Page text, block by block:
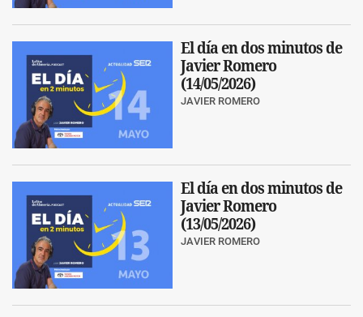
El día en dos minutos de
Javier Romero
(14/05/2026)
JAVIER ROMERO
El día en dos minutos de
Javier Romero
(13/05/2026)
JAVIER ROMERO